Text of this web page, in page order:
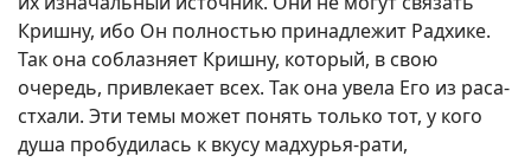
Кришну, ибо Он полностью принадлежит Радхике.
Так она соблазняет Кришну, который, в свою
очередь, привлекает всех. Так она увела Его из раса-
стхали. Эти темы может понять только тот, у кого
душа пробудилась к вкусу мадхурья-рати,